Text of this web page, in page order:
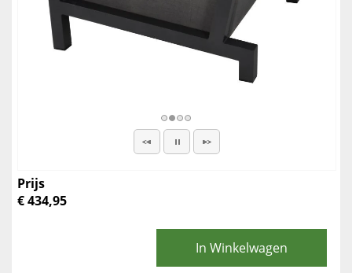
Prijs
€ 434,95
In Winkelwagen